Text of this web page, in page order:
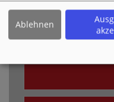
Tel. +49 5522
» weitere
Ablehnen